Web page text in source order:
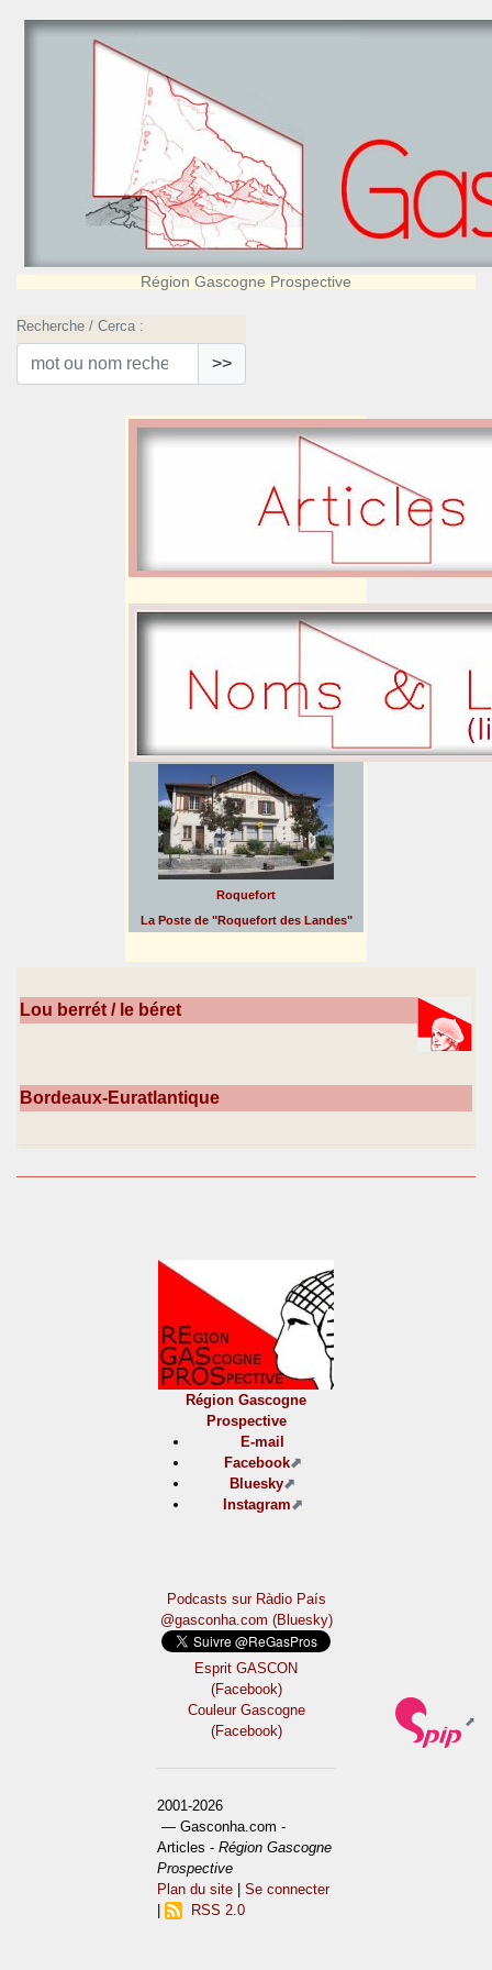
Région Gascogne Prospective
Recherche / Cerca :
>>
Roquefort
La Poste de "Roquefort des Landes"
Lou berrét / le béret
Bordeaux-Euratlantique
Région Gascogne
Prospective
E-mail
Facebook
Bluesky
Instagram
Podcasts sur Ràdio País
@gasconha.com (Bluesky)
Esprit GASCON
(Facebook)
Couleur Gascogne
(Facebook)
2001-2026
— Gasconha.com -
Articles -Région Gascogne
Prospective
Plan du site |Se connecter
RSS 2.0